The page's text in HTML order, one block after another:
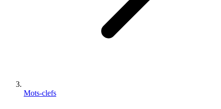
Mots-clefs